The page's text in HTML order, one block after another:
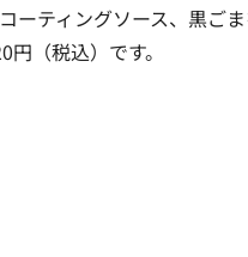
ーティングソース、黒ご
（税込）です。